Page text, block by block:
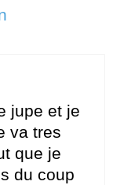
jupe et je
va tres
que je
du coup